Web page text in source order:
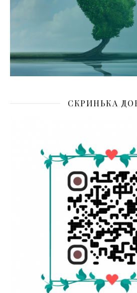
СКРИНЬКА